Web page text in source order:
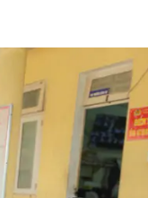
Tư vấn